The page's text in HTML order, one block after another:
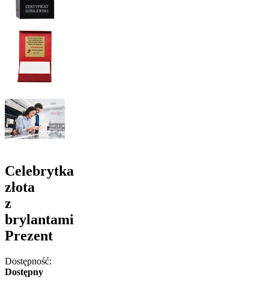
Celebrytka
złota
z
brylantami
Prezent
Dostępność:
Dostępny